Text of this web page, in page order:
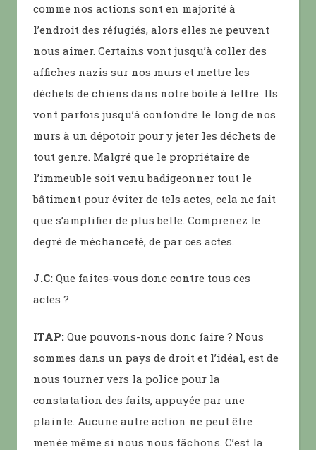
comme nos actions sont en majorité à
l’endroit des réfugiés, alors elles ne peuvent
nous aimer. Certains vont jusqu’à coller des
affiches nazis sur nos murs et mettre les
déchets de chiens dans notre boîte à lettre. Ils
vont parfois jusqu’à confondre le long de nos
murs à un dépotoir pour y jeter les déchets de
tout genre. Malgré que le propriétaire de
l’immeuble soit venu badigeonner tout le
bâtiment pour éviter de tels actes, cela ne fait
que s’amplifier de plus belle. Comprenez le
degré de méchanceté, de par ces actes.
J.C: Que faites-vous donc contre tous ces
actes ?
ITAP: Que pouvons-nous donc faire ? Nous
sommes dans un pays de droit et l’idéal, est de
nous tourner vers la police pour la
constatation des faits, appuyée par une
plainte. Aucune autre action ne peut être
menée même si nous nous fâchons. C’est la